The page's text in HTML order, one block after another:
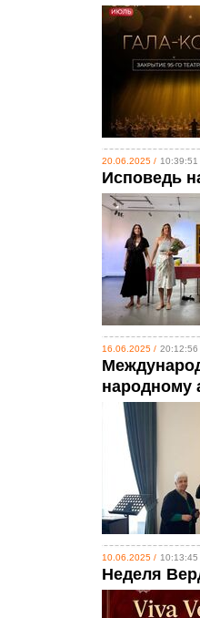
20.06.2025 / 10:39:51
Исповедь
16.06.2025 / 20:12:56
народному
10.06.2025 / 10:13:45
Неделя